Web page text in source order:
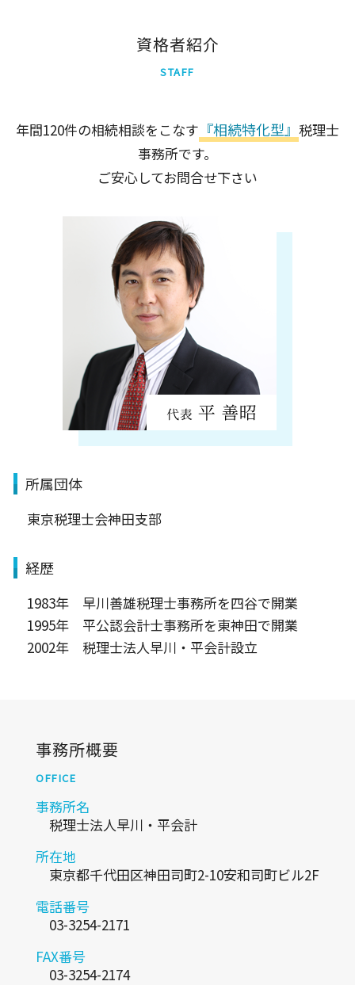
港区
足立区
資格者紹介
STAFF
年間120件の相続相談をこなす 『相続特化型』 税理士
事務所です。
ご安心してお問合せ下さい
所属団体
東京税理士会神田支部
経歴
1983年 早川善雄税理士事務所を四谷で開業
1995年 平公認会計士事務所を東神田で開業
2002年 税理士法人早川・平会計設立
事務所概要
OFFICE
事務所名
税理士法人早川・平会計
所在地
東京都千代田区神田司町2-10安和司町ビル2F
電話番号
03-3254-2171
FAX番号
03-3254-2174